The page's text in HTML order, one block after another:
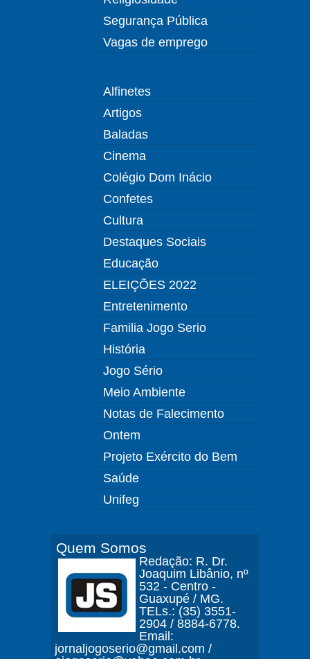
Segurança Pública
Vagas de emprego
Alfinetes
Artigos
Baladas
Cinema
Colégio Dom Inácio
Confetes
Cultura
Destaques Sociais
Educação
ELEIÇÕES 2022
Entretenimento
Familia Jogo Serio
História
Jogo Sério
Meio Ambiente
Notas de Falecimento
Ontem
Projeto Exército do Bem
Saúde
Unifeg
Quem Somos
Redação: R. Dr.
Joaquim Libânio, nº
532 - Centro -
Guaxupé / MG.
TELs.: (35) 3551-
2904 / 8884-6778.
Email:
jornaljogoserio@gmail.com /